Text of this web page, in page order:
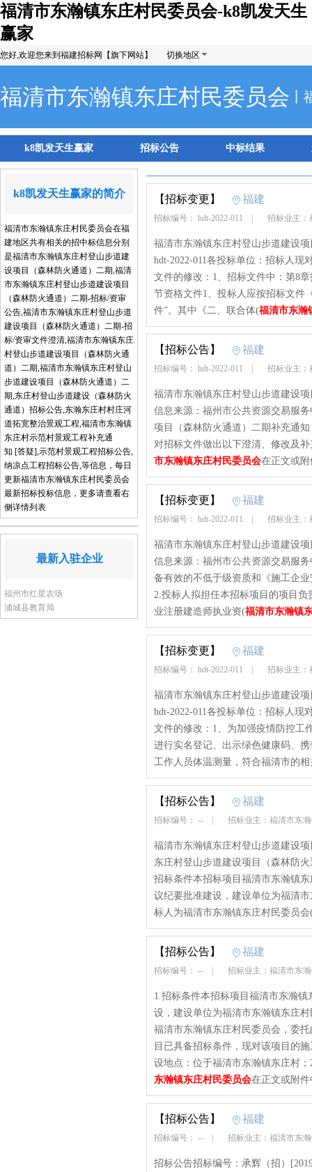
福清市东瀚镇东庄村民委员会-k8凯发天生
赢家
您好,欢迎您来到福建招标网【旗下网站】 切换地区
福清市东瀚镇东庄村民委员会
k8凯发天生赢家 招标公告 中标结果
k8凯发天生赢家的简介
福清市东瀚镇东庄村民委员会在福
建地区共有相关的招中标信息分别
是福清市东瀚镇东庄村登山步道建
设项目（森林防火通道）二期,福清
市东瀚镇东庄村登山步道建设项目
（森林防火通道）二期-招标/资审
公告,福清市东瀚镇东庄村登山步道
建设项目（森林防火通道）二期-招
标/资审文件澄清,福清市东瀚镇东庄
村登山步道建设项目（森林防火通
道）二期,福清市东瀚镇东庄村登山
步道建设项目（森林防火通道）二
期,东庄村登山步道建设（森林防火
通道）招标公告,东瀚东庄村村庄河
道拓宽整治景观工程,福清市东瀚镇
东庄村示范村景观工程补充通
知 [答疑],示范村景观工程招标公告,
纳凉点工程招标公告,等信息，每日
更新福清市东瀚镇东庄村民委员会
最新招标投标信息，更多请查看右
侧详情列表
最新入驻企业
福州市红星农场
浦城县教育局
【招标变更】 福建
招标编号： hdt-2022-011 招标业主：
福清市东瀚镇东庄村登山步道建设
hdt-2022-011各投标单位：招标人
文件的修改：1、招标文件中：第8
节资格文件1、投标人应按招标文件
件”。其中《二、联合体(福清市东瀚
【招标公告】 福建
招标编号： hdt-2022-011 招标业主：
福清市东瀚镇东庄村登山步道建设
信息来源：福州市公共资源交易服
项目（森林防火通道）二期补充通
对招标文件做出以下澄清、修改及
市东瀚镇东庄村民委员会在正文或
【招标变更】 福建
招标编号： hdt-2022-011 招标业主：
福清市东瀚镇东庄村登山步道建设
信息来源：福州市公共资源交易服
备有效的不低于级资质和《施工企
2.投标人拟担任本招标项目的项目
业注册建造师执业资(福清市东瀚镇
【招标变更】 福建
招标编号： hdt-2022-011 招标业主：
福清市东瀚镇东庄村登山步道建设
hdt-2022-011各投标单位：招标人
文件的修改：1、为加强疫情防控工
进行实名登记、出示绿色健康码、
工作人员体温测量，符合福清市的相
【招标公告】 福建
招标编号： -- 招标业主：福清市东
福清市东瀚镇东庄村登山步道建设
东庄村登山步道建设项目（森林防
招标条件本招标项目福清市东瀚镇
议纪要批准建设，建设单位为福清
标人为福清市东瀚镇东庄村民委员会
【招标公告】 福建
招标编号： -- 招标业主：福清市东
1.招标条件本招标项目福清市东瀚
设，建设单位为福清市东瀚镇东庄
福清市东瀚镇东庄村民委员会，委
目已具备招标条件，现对该项目的
设地点：位于福清市东瀚镇东庄村
东瀚镇东庄村民委员会在正文或附件
【招标公告】 福建
招标编号： -- 招标业主：福清市东
招标公告招标编号：承辉（招）